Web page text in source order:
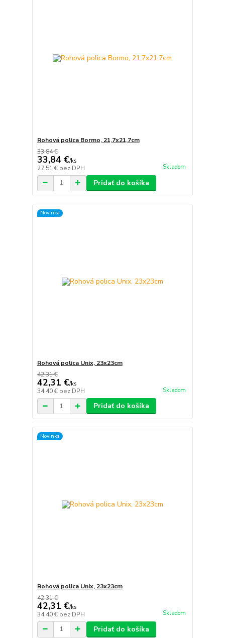
Rohová polica Bormo, 21,7x21,7cm
33,84 €
33,84 €/ks
27,51 € bez DPH Skladom
Pridať do košíka
Novinka
Rohová polica Unix, 23x23cm
42,31 €
42,31 €/ks
34,40 € bez DPH Skladom
Pridať do košíka
Novinka
Rohová polica Unix, 23x23cm
42,31 €
42,31 €/ks
34,40 € bez DPH Skladom
Pridať do košíka